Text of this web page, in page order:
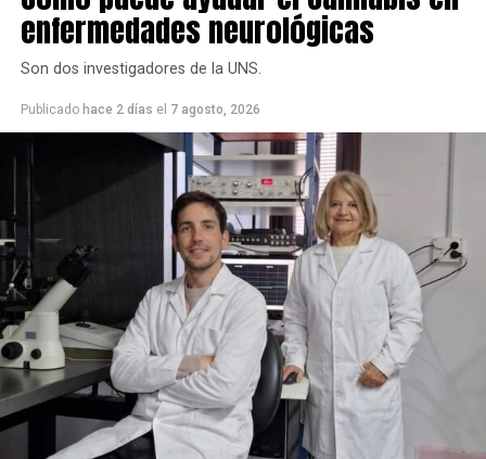
enfermedades neurológicas
Son dos investigadores de la UNS.
Publicado hace 2 días el 7 agosto, 2026